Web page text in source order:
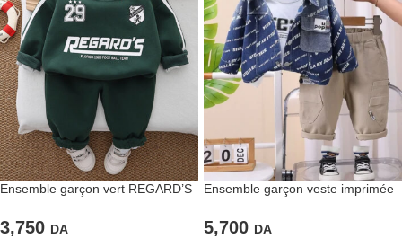
Ensemble garçon vert REGARD’S
3,750 DA
Ensemble garçon veste imprimée
confort tendance
5,700 DA